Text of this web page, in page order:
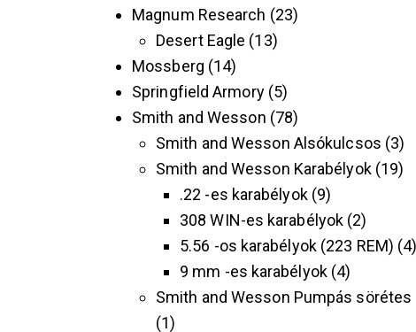
Magnum Research 23
Desert Eagle 13
Mossberg 14
Springfield Armory 5
Smith and Wesson 78
Smith and Wesson Alsókulcsos 3
Smith and Wesson Karabélyok 19
.22 -es karabélyok 9
308 WIN-es karabélyok 2
5.56 -os karabélyok (223 REM) 4
9 mm -es karabélyok 4
Smith and Wesson Pumpás sörétes
1